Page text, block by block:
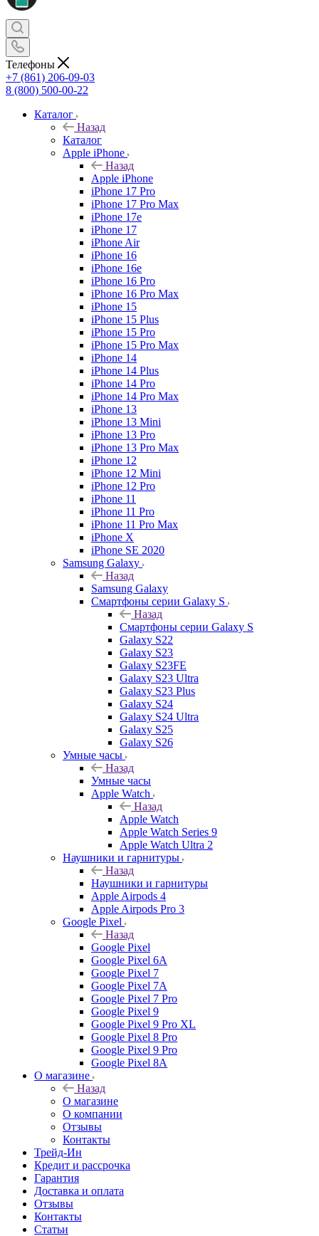
Телефоны
+7 (861) 206-09-03
8 (800) 500-00-22
Каталог
Назад
Каталог
Apple iPhone
Назад
Apple iPhone
iPhone 17 Pro
iPhone 17 Pro Max
iPhone 17e
iPhone 17
iPhone Air
iPhone 16
iPhone 16e
iPhone 16 Pro
iPhone 16 Pro Max
iPhone 15
iPhone 15 Plus
iPhone 15 Pro
iPhone 15 Pro Max
iPhone 14
iPhone 14 Plus
iPhone 14 Pro
iPhone 14 Pro Max
iPhone 13
iPhone 13 Mini
iPhone 13 Pro
iPhone 13 Pro Max
iPhone 12
iPhone 12 Mini
iPhone 12 Pro
iPhone 11
iPhone 11 Pro
iPhone 11 Pro Max
iPhone X
iPhone SE 2020
Samsung Galaxy
Назад
Samsung Galaxy
Смартфоны серии Galaxy S
Назад
Смартфоны серии Galaxy S
Galaxy S22
Galaxy S23
Galaxy S23FE
Galaxy S23 Ultra
Galaxy S23 Plus
Galaxy S24
Galaxy S24 Ultra
Galaxy S25
Galaxy S26
Умные часы
Назад
Умные часы
Apple Watch
Назад
Apple Watch
Apple Watch Series 9
Apple Watch Ultra 2
Наушники и гарнитуры
Назад
Наушники и гарнитуры
Apple Airpods 4
Apple Airpods Pro 3
Google Pixel
Назад
Google Pixel
Google Pixel 6A
Google Pixel 7
Google Pixel 7А
Google Pixel 7 Pro
Google Pixel 9
Google Pixel 9 Pro XL
Google Pixel 8 Pro
Google Pixel 9 Pro
Google Pixel 8A
О магазине
Назад
О магазине
О компании
Отзывы
Контакты
Трейд-Ин
Кредит и рассрочка
Гарантия
Доставка и оплата
Отзывы
Контакты
Статьи